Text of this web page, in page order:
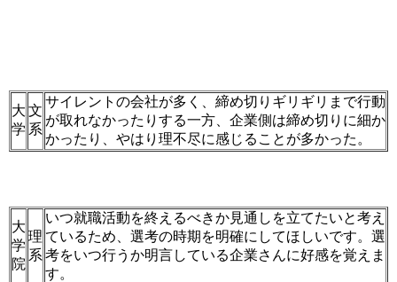
大
学
文
系
サイレントの会社が多く、締め切りギリギリまで行動
が取れなかったりする一方、企業側は締め切りに細か
かったり、やはり理不尽に感じることが多かった。
大
学
院
理
系
いつ就職活動を終えるべきか見通しを立てたいと考え
ているため、選考の時期を明確にしてほしいです。選
考をいつ行うか明言している企業さんに好感を覚えま
す。